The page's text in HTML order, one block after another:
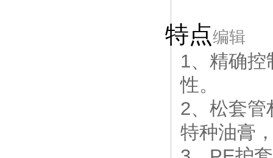
特点编辑
1、精确
性。
2、松套管
特种油膏